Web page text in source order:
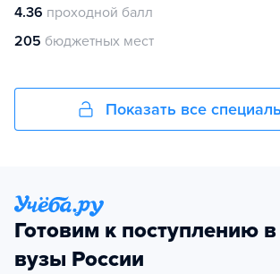
4.36 проходной балл
205 бюджетных мест
Показать все
Готовим к поступлению
вузы России